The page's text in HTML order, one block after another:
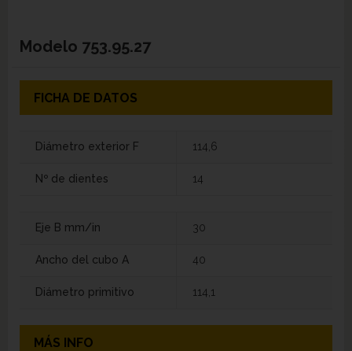
Modelo 753.95.27
FICHA DE DATOS
Diámetro exterior F 114,6
Nº de dientes 14
Eje B mm/in 30
Ancho del cubo A 40
Diámetro primitivo 114,1
MÁS INFO